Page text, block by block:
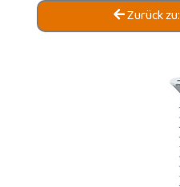
Zurück